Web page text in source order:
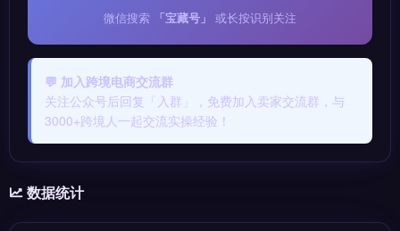
微信搜索 「宝藏号」 或长按识别关注
💬 加入跨境电商交流群
关注公众号后回复「入群」，免费加入卖家交流群，与
3000+跨境人一起交流实操经验！
数据统计